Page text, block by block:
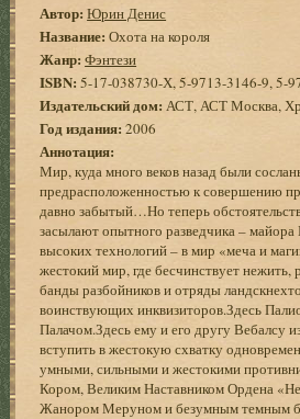
Автор: Юрин Денис
Название: Охота на короля
Жанр: Фэнтези
ISBN: 5-17-038730-Х, 5-9713-3146-9, 5-
Издательский дом: АСТ, АСТ Москва,
Год издания: 2006
Аннотация:
Мир, куда много веков назад были
предрасположенностью к совершению
давно забытый…Но теперь
засылают опытного разведчика –
высоких технологий – в мир «меча и
жестокий мир, где бесчинствует нежить,
банды разбойников и отряды
воинствующих инквизиторов.Здесь
Палачом.Здесь ему и его другу Вебалсу
вступить в жестокую схватку
умными, сильными и жестокими
Кором, Великим Наставником Ордена
Жанором Меруном и безумным темным